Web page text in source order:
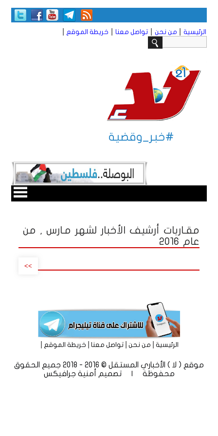
الرئيسية من نحن تواصل معنا خريطة الموقع
#خبر_وقضية
مقـاربات أرشيف الأخبار لشهر مـارس , من
عام 2016
>>
الرئيسية|من نحن|تواصل معنا|خريطة الموقع
موقع ( لا ) الأخباري المستقل © 2016 - 2018 جميع الحقوق
محفوظة | تصميم
أمنية جرافيكس